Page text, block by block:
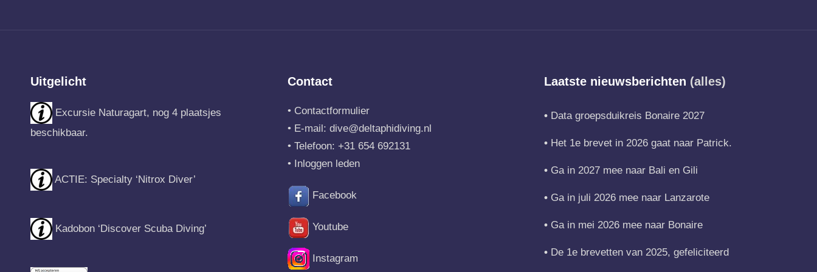
Uitgelicht
Excursie Naturagart, nog 4 plaatsjes
beschikbaar.
ACTIE: Specialty ‘Nitrox Diver’
Kadobon ‘Discover Scuba Diving’
Contact
• Contactformulier
• E-mail: dive@deltaphidiving.nl
• Telefoon: +31 654 692131
• Inloggen leden
Facebook
Youtube
Instagram
Laatste nieuwsberichten (alles)
Data groepsduikreis Bonaire 2027
Het 1e brevet in 2026 gaat naar Patrick.
Ga in 2027 mee naar Bali en Gili
Ga in juli 2026 mee naar Lanzarote
Ga in mei 2026 mee naar Bonaire
De 1e brevetten van 2025, gefeliciteerd